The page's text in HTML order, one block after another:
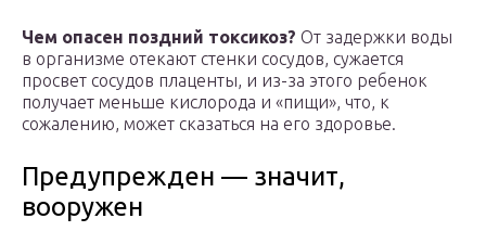
Чем опасен поздний токсикоз? От задержки воды
в организме отекают стенки сосудов, сужается
просвет сосудов плаценты, и из-за этого ребенок
получает меньше кислорода и «пищи», что, к
сожалению, может сказаться на его здоровье.
Предупрежден — значит,
вооружен